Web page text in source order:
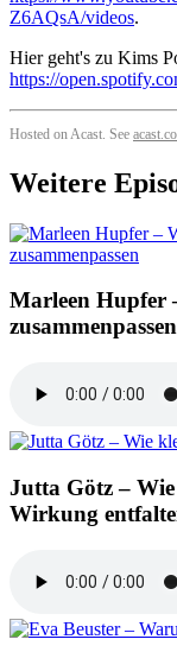
Z6AQsA/videos.
Hier geht's zu Kims
https://
Hosted on Acast. See
Weitere
Marleen Hupfer
zusammenpassen
Jutta Götz –
Wirkung